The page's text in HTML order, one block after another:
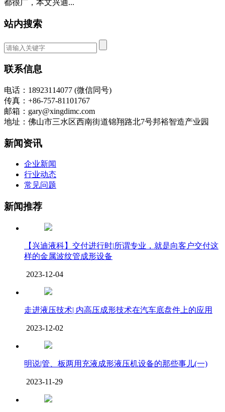
都很广，本文兴迪...
站内搜索
联系信息
电话：18923114077 (微信同号)
传真：+86-757-81101767
邮箱：gary@xingdimc.com
地址：佛山市三水区西南街道锦翔路北7号邦裕智造产业园
新闻资讯
企业新闻
行业动态
常见问题
新闻推荐
【兴迪液科】交付进行时|所谓专业，就是向客户交付这
样的金属波纹管成形设备
2023-12-04
走进液压技术| 内高压成形技术在汽车底盘件上的应用
2023-12-02
明说|管、板两用充液成形液压机设备的那些事儿(一)
2023-11-29